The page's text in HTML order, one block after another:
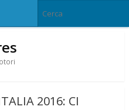
2016: CI